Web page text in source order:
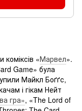
«Марвел».
Game» була
Майкл Боґґс,
і гікам Нейт
гра», «The Lord of